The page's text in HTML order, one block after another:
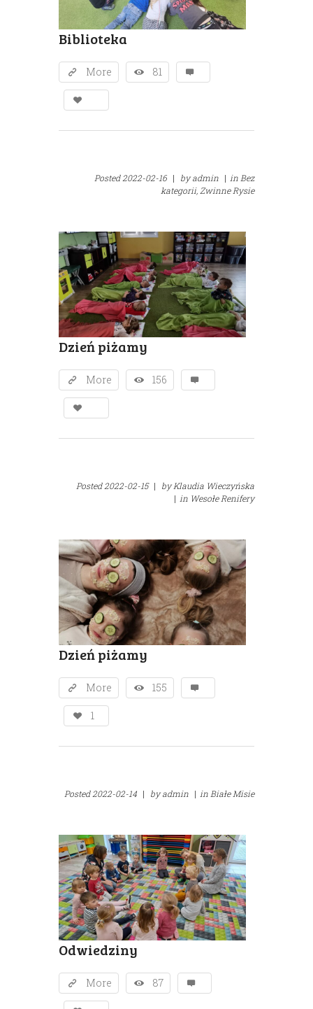
Biblioteka
More 81
Posted2022-02-16 | byadmin | in Bez
kategorii, Zwinne Rysie
Dzień piżamy
More 156
Posted2022-02-15 | byKlaudia Wieczyńska
| in Wesołe Renifery
Dzień piżamy
More 155
1
Posted2022-02-14 | byadmin | in Białe Misie
Odwiedziny
More 87